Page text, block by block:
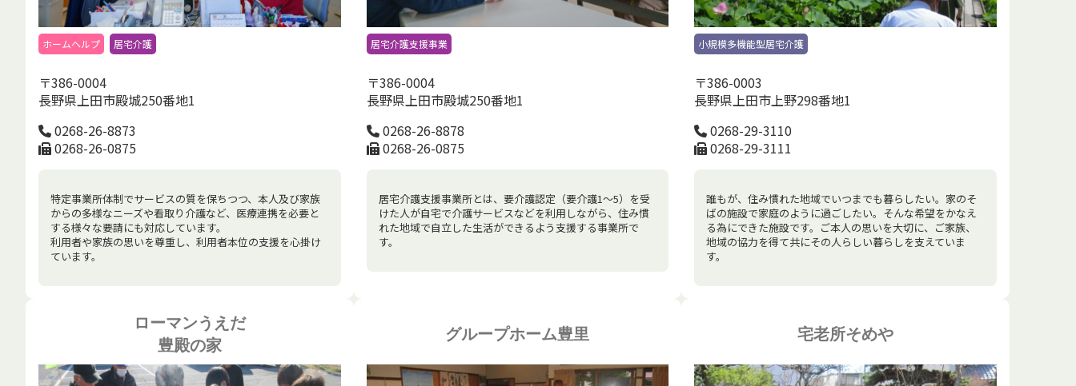
ホームヘルプ 居宅介護
〒386-0004
長野県上田市殿城250番地1
0268-26-8873
0268-26-0875
特定事業所体制でサービスの質を保ちつつ、本人及び家族
からの多様なニーズや看取り介護など、医療連携を必要と
する様々な要請にも対応しています。
利用者や家族の思いを尊重し、利用者本位の支援を心掛け
ています。
居宅介護支援事業
〒386-0004
長野県上田市殿城250番地1
0268-26-8878
0268-26-0875
居宅介護支援事業所とは、要介護認定（要介護1～5）を受
けた人が自宅で介護サービスなどを利用しながら、住み慣
れた地域で自立した生活ができるよう支援する事業所で
す。
小規模多機能型居宅介護
〒386-0003
長野県上田市上野298番地1
0268-29-3110
0268-29-3111
誰もが、住み慣れた地域でいつまでも暮らしたい。家のそ
ばの施設で家庭のように過ごしたい。そんな希望をかなえ
る為にできた施設です。ご本人の思いを大切に、ご家族、
地域の協力を得て共にその人らしい暮らしを支えていま
す。
ローマンうえだ
豊殿の家
グループホーム豊里 宅老所そめや